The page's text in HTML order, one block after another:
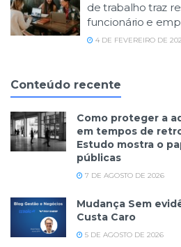
de trabalho traz
funcionário e
4 DE FEVEREIRO DE
Conteúdo recente
Como proteger a
em tempos de
Estudo mostra o
públicas
7 DE AGOSTO DE 2026
Mudança Sem
Custa Caro
5 DE AGOSTO DE 2026